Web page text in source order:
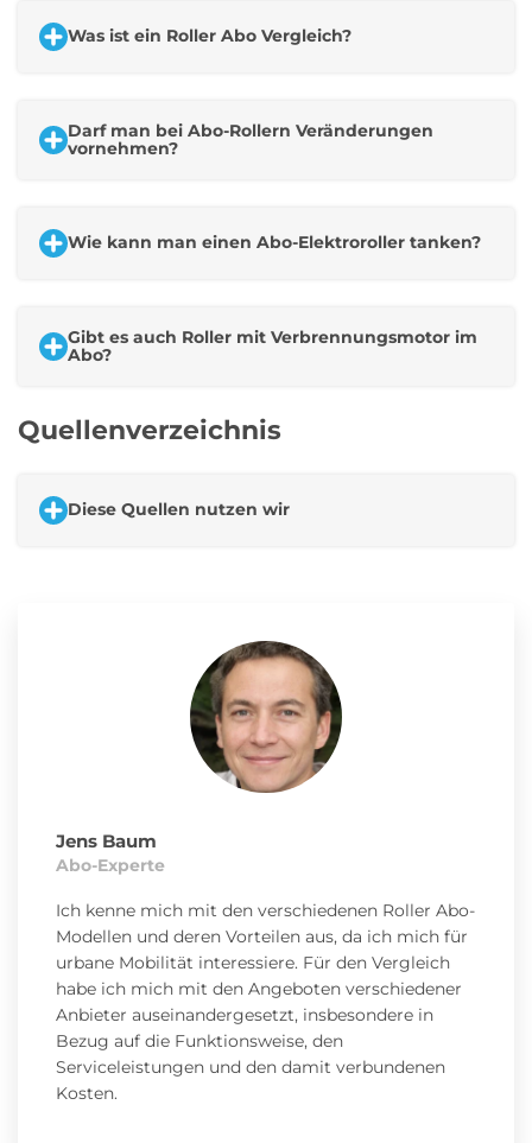
Jens Baum
Abo-Experte
Ich kenne mich mit den verschiedenen Roller Abo-
Modellen und deren Vorteilen aus, da ich mich für
urbane Mobilität interessiere. Für den Vergleich
habe ich mich mit den Angeboten verschiedener
Anbieter auseinandergesetzt, insbesondere in
Bezug auf die Funktionsweise, den
Serviceleistungen und den damit verbundenen
Kosten.
Was ist ein Roller Abo Vergleich?
Darf man bei Abo-Rollern Veränderungen
vornehmen?
Wie kann man einen Abo-Elektroroller tanken?
Gibt es auch Roller mit Verbrennungsmotor im
Abo?
Quellenverzeichnis
Diese Quellen nutzen wir
https://dance.co/de/faq/is-my-dance-vehicle-
insured-and-what-is-the-deductible [abgerufen am
11.11.2024], https://help.dance.co/de/articles/126-wer-
kommt-fuer-schaeden-oder-diebstahl-auf
[12.11.2024], https://help.dance.co/de/articles/126-wer-
kommt-fuer-schaeden-oder-diebstahl-auf
[abgerufen am 12.11.2024]
Electric Mobility Concepts GmbH:
sharing.de/ [abgerufen am 25.09.2024],
https://emmy-sharing.de/so-gehts/ [abgerufen am
25.09.2024], https://emmy-
sharing.de/abos/[abgerufen am 25.09.2024],
https://support.emmy-
sharing.de/hc/de/articles/360011092778-In-welchen-
St%C3%A4dten-findest-du-unsere-emmy-Roller
[abgerufen am 25.09.2024], https://support.emmy-
sharing.de/hc/de/articles/360011090838-Wie-